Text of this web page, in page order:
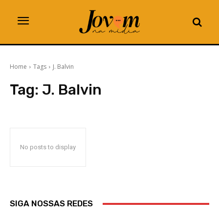
Home Tags J. Balvin
Tag: J. Balvin
No posts to display
SIGA NOSSAS REDES